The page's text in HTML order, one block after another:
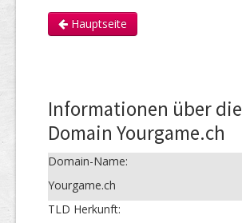
Hauptseite
Informationen über die
Domain Yourgame.ch
Domain-Name:
Yourgame.ch
TLD Herkunft: